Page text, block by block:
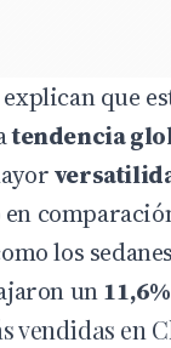
explican que
tendencia
en
los
un11,6%
vendidas en